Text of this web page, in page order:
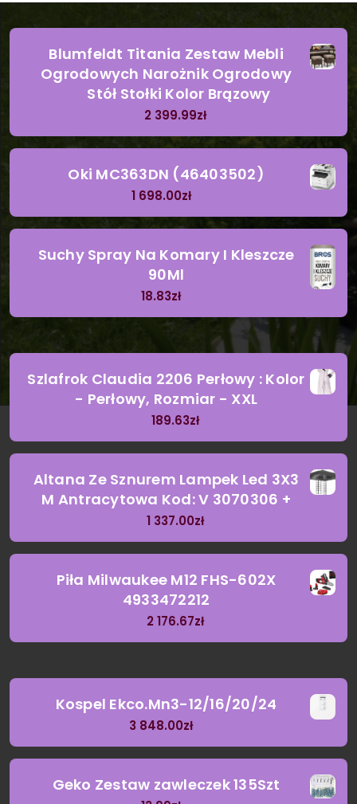
Blumfeldt Titania Zestaw Mebli
Ogrodowych Narożnik Ogrodowy
Stół Stołki Kolor Brązowy
2 399.99zł
Oki MC363DN (46403502)
1 698.00zł
Suchy Spray Na Komary I Kleszcze
90Ml
18.83zł
Szlafrok Claudia 2206 Perłowy : Kolor
- Perłowy, Rozmiar - XXL
189.63zł
Altana Ze Sznurem Lampek Led 3X3
M Antracytowa Kod: V 3070306 +
1 337.00zł
Piła Milwaukee M12 FHS-602X
4933472212
2 176.67zł
Kospel Ekco.Mn3-12/16/20/24
3 848.00zł
Geko Zestaw zawleczek 135Szt